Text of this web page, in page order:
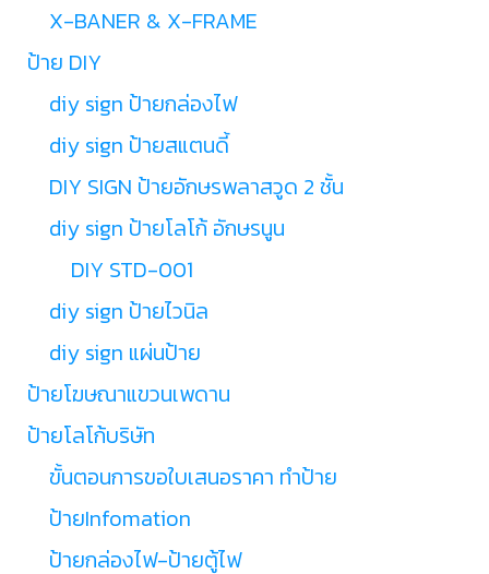
X-BANER & X-FRAME
ป้าย DIY
diy sign ป้ายกล่องไฟ
diy sign ป้ายสแตนดี้
DIY SIGN ป้ายอักษรพลาสวูด 2 ชั้น
diy sign ป้ายโลโก้ อักษรนูน
DIY STD-001
diy sign ป้ายไวนิล
diy sign แผ่นป้าย
ป้ายโฆษณาแขวนเพดาน
ป้ายโลโก้บริษัท
ขั้นตอนการขอใบเสนอราคา ทำป้าย
ป้ายInfomation
ป้ายกล่องไฟ-ป้ายตู้ไฟ